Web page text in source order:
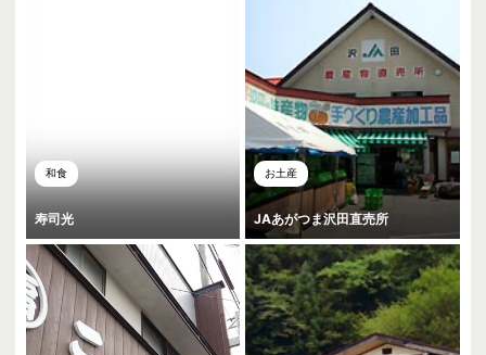
和食
寿司光
お土産
JAあがつま沢田直売所